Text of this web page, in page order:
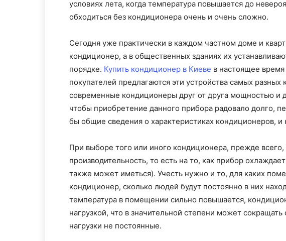
условиях лета, когда температура повышается до
обходиться без кондиционера очень и очень сложно.
Сегодня уже практически в каждом частном доме и
кондиционер, а в общественных зданиях их
порядке. Купить кондиционер в Киеве в настоящее время
покупателей предлагаются эти устройства самых
современные кондиционеры друг от друга мощностью и
чтобы приобретение данного прибора радовало долго,
бы общие сведения о характеристиках кондиционеров, и
При выборе того или иного кондиционера, прежде
производительность, то есть на то, как прибор
также может иметься). Учесть нужно и то, для каких
кондиционер, сколько людей будут постоянно в них
температура в помещении сильно повышается,
нагрузкой, что в значительной степени может
нагрузки не постоянные.